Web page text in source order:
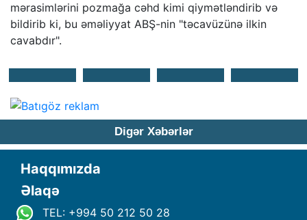
mərasimlərini pozmağa cəhd kimi qiymətləndirib və
bildirib ki, bu əməliyyat ABŞ-nin "təcavüzünə ilkin
cavabdır".
Digər Xəbərlər
Haqqımızda
Əlaqə
TEL: +994 50 212 50 28